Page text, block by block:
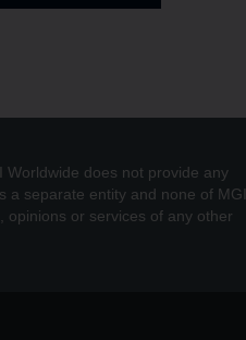
does not provide any
a separate entity and none of MGI
opinions or services of any other